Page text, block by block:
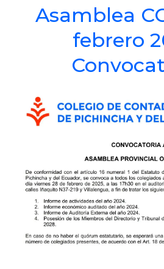
Asamblea
febrero